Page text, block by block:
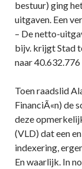
bestuur) ging
uitgaven. Een
– De netto-
bijv. krijgt Stad
naar
Toen raadslid
FinanciÃ«n) de
deze
(VLD) dat een
indexering,
En waarlijk. In